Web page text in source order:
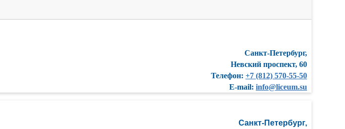
Санкт-Петербург,
Невский проспект, 60
Телефон: +7 (812) 570-55-50
E-mail: info@liceum.su
Санкт-Петербург,